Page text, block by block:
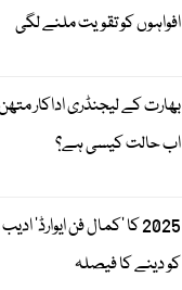
افواہوں کو تقویت ملنے لگی
بھارت کے لیجنڈری اداکار
اب حالت کیسی ہے؟
2025 کا ’کمال فن ایوارڈ‘
کو دینے کا فیصلہ